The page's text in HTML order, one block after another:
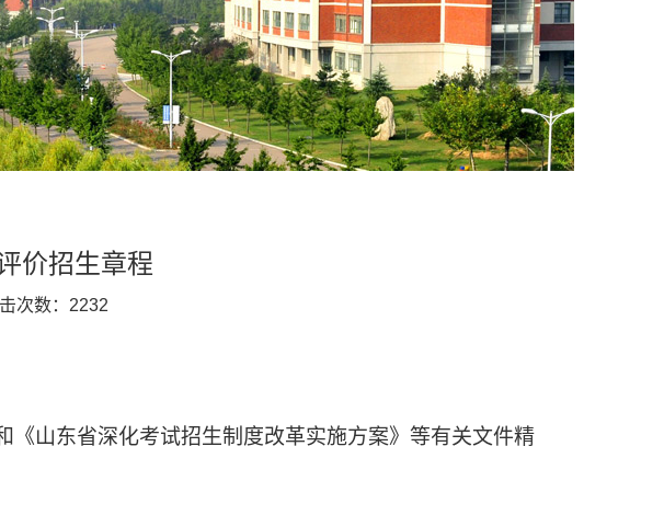
价招生章程
次数： 2232
山东省深化考试招生制度改革实施方案》等有关文件精